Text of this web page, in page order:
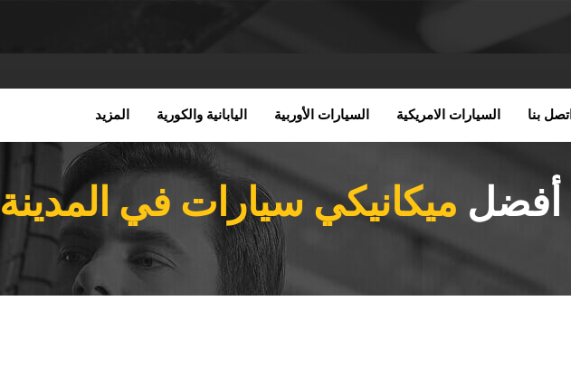
اتصل بنا السيارات الامريكية السيارات الأوربية اليابانية والكورية المزيد
أفضل ميكانيكي سيارات في